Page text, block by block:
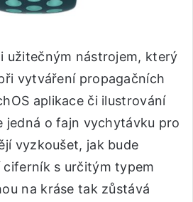
užitečným nástrojem, který
vytváření propagačních
aplikace či ilustrování
jedná o fajn vychytávku pro
vyzkoušet, jak bude
s určitým typem
na kráse tak zůstává